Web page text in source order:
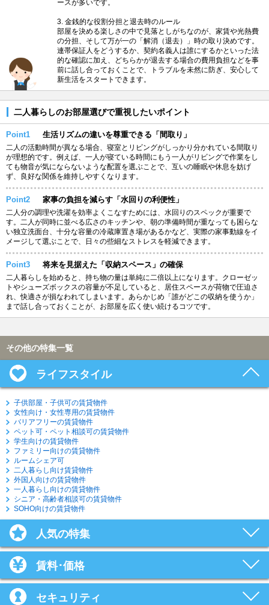
ースが多いです。
3. 金銭的な役割分担と退去時のルール
部屋を決める楽しさの中で見落としがちなのが、家賃や光熱費
の分担、そして万が一の「解消（退去）」時の取り決めです。
連帯保証人をどうするか、契約名義人は誰にするかといった法
的な確認に加え、どちらかが退去する場合の費用負担などを事
前に話し合っておくことで、トラブルを未然に防ぎ、安心して
新生活をスタートできます。
二人暮らしのお部屋選びで重視したいポイント
Point1 生活リズムの違いを尊重できる「間取り」
二人の活動時間が異なる場合、寝室とリビングがしっかり分かれている間取り
が理想的です。例えば、一人が寝ている時間にもう一人がリビングで作業をし
ても物音が気にならないような配置を選ぶことで、互いの睡眠や休息を妨げ
ず、良好な関係を維持しやすくなります。
Point2 家事の負担を減らす「水回りの利便性」
二人分の調理や洗濯を効率よくこなすためには、水回りのスペックが重要で
す。二人が同時に並べる広さのキッチンや、朝の準備時間が重なっても困らな
い独立洗面台、十分な容量の冷蔵庫置き場があるかなど、実際の家事動線をイ
メージして選ぶことで、日々の些細なストレスを軽減できます。
Point3 将来を見据えた「収納スペース」の確保
二人暮らしを始めると、持ち物の量は単純に二倍以上になります。クローゼッ
トやシューズボックスの容量が不足していると、居住スペースが荷物で圧迫さ
れ、快適さが損なわれてしまいます。あらかじめ「誰がどこの収納を使うか」
まで話し合っておくことが、お部屋を広く使い続けるコツです。
その他の特集一覧
ライフスタイル
子供部屋・子供可の賃貸物件
女性向け・女性専用の賃貸物件
バリアフリーの賃貸物件
ペット可・ペット相談可の賃貸物件
学生向けの賃貸物件
ファミリー向けの賃貸物件
ルームシェア可
二人暮らし向け賃貸物件
外国人向けの賃貸物件
一人暮らし向けの賃貸物件
シニア・高齢者相談可の賃貸物件
SOHO向けの賃貸物件
人気の特集
賃料･価格
セキュリティ